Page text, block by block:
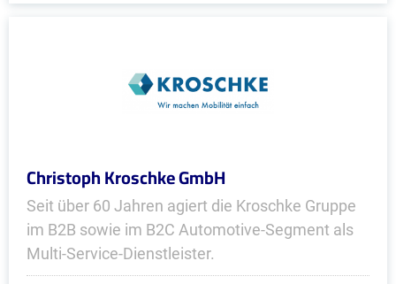
Christoph Kroschke GmbH
Seit über 60 Jahren agiert die Kroschke Gruppe
im B2B sowie im B2C Automotive-Segment als
Multi-Service-Dienstleister.